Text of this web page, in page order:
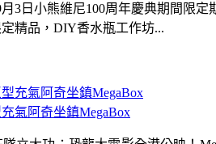
氣阿奇坐鎮MegaBox
3日小熊維尼100周年慶典期間限
精品，DIY香水瓶工作坊...